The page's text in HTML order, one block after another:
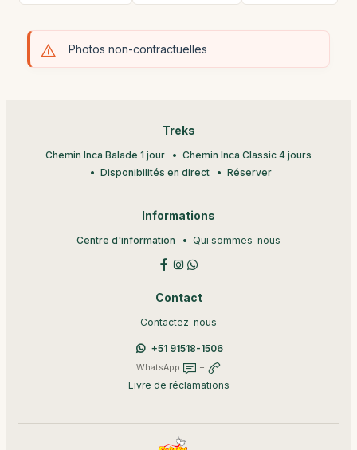
Photos non-contractuelles
Treks
Chemin Inca Balade 1 jour
Chemin Inca Classic 4 jours
Disponibilités en direct
Réserver
Informations
Centre d'information Qui sommes-nous
Contact
Contactez-nous
+51 91518-1506
WhatsApp +
Livre de réclamations